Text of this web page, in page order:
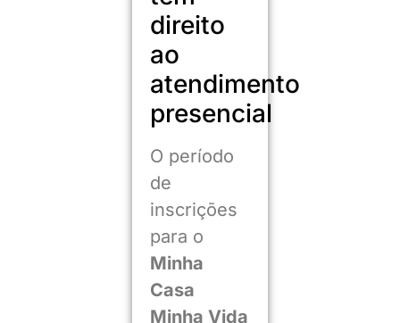
direito
ao
atendimento
presencial
O período
de
inscrições
para o
Minha
Casa
Minha Vida